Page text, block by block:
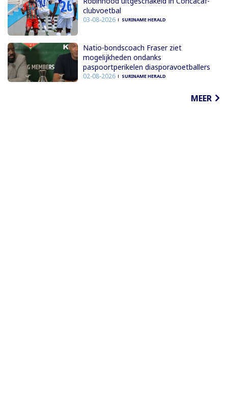
clubvoetbal
03-08-2026 SURINAME HERALD
Natio-bondscoach Fraser ziet
mogelijkheden ondanks
paspoortperikelen diasporavoetballers
02-08-2026 SURINAME HERALD
MEER